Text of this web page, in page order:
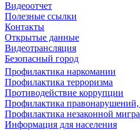
Видеоотчет
Полезные ссылки
Контакты
Открытые данные
Видеотрансляция
Безопасный город
Профилактика наркомании
Профилактика терроризма
Противодействие коррупции
Профилактика правонарушений,
Профилактика незаконной
Информация для населения